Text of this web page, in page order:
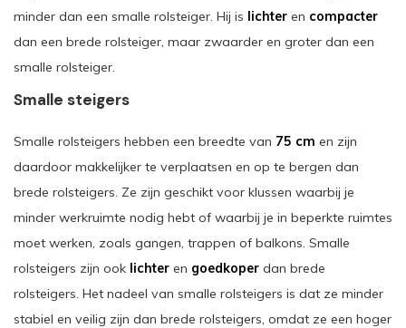
minder dan een smalle rolsteiger. Hij is lichter en compacter
dan een brede rolsteiger, maar zwaarder en groter dan een
smalle rolsteiger.
Smalle steigers
Smalle rolsteigers hebben een breedte van 75 cm en zijn
daardoor makkelijker te verplaatsen en op te bergen dan
brede rolsteigers. Ze zijn geschikt voor klussen waarbij je
minder werkruimte nodig hebt of waarbij je in beperkte ruimtes
moet werken, zoals gangen, trappen of balkons. Smalle
rolsteigers zijn ook lichter en goedkoper dan brede
rolsteigers. Het nadeel van smalle rolsteigers is dat ze minder
stabiel en veilig zijn dan brede rolsteigers, omdat ze een hoger